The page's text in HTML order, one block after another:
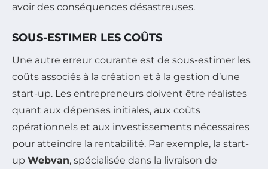
avoir des conséquences désastreuses.
SOUS-ESTIMER LES COÛTS
Une autre erreur courante est de sous-estimer les
coûts associés à la création et à la gestion d’une
start-up. Les entrepreneurs doivent être réalistes
quant aux dépenses initiales, aux coûts
opérationnels et aux investissements nécessaires
pour atteindre la rentabilité. Par exemple, la start-
up Webvan, spécialisée dans la livraison de